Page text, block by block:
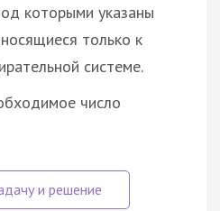
которыми указаны
только к
системе.
число